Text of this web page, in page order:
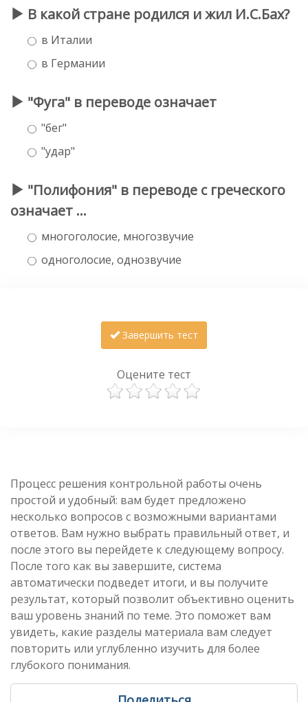
В какой стране родился и жил И.С.Бах?
в Италии
в Германии
"Фуга" в переводе означает
"бег"
"удар"
"Полифония" в переводе с греческого
означает ...
многоголосие, многозвучие
одноголосие, однозвучие
Завершить тест
Оцените тест
Процесс решения контрольной работы очень
простой и удобный: вам будет предложено
несколько вопросов с возможными вариантами
ответов. Вам нужно выбрать правильный ответ, и
после этого вы перейдете к следующему вопросу.
После того как вы завершите, система
автоматически подведет итоги, и вы получите
результат, который позволит объективно оценить
ваш уровень знаний по теме. Это поможет вам
увидеть, какие разделы материала вам следует
повторить или углубленно изучить для более
глубокого понимания.